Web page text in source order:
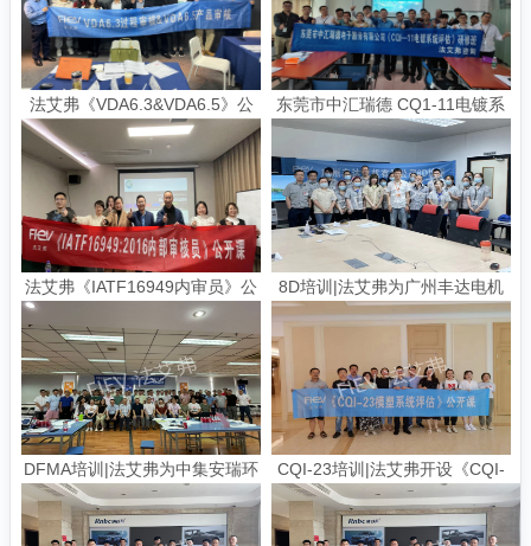
法艾弗《VDA6.3&VDA6.5》公
开课
东莞市中汇瑞德 CQ1-11电镀系
统评估内训
法艾弗《IATF16949内审员》公
8D培训|法艾弗为广州丰达电机
提供8D培训
DFMA培训|法艾弗为中集安瑞环
科技提供DFMA培训|面向制造与
装配的设计
CQI-23培训|法艾弗开设《CQI-
23模塑系统评估》公开课